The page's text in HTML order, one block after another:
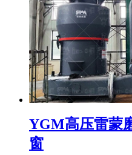
YGM高压雷蒙
窗